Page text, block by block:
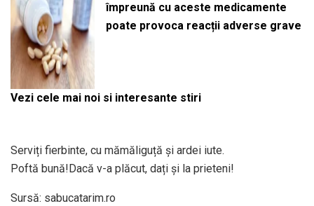
împreună cu aceste medicamente
poate provoca reacții adverse grave
Vezi cele mai noi si interesante stiri
Serviți fierbinte, cu mămăliguță și ardei iute.
Poftă bună!Dacă v-a plăcut, dați și la prieteni!
Sursă: sabucatarim.ro